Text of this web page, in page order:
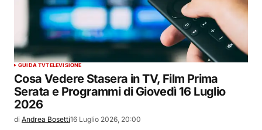
GUIDA TVTELEVISIONE
Cosa Vedere Stasera in TV, Film Prima
Serata e Programmi di Giovedì 16 Luglio
2026
di Andrea Bosetti16 Luglio 2026, 20:00